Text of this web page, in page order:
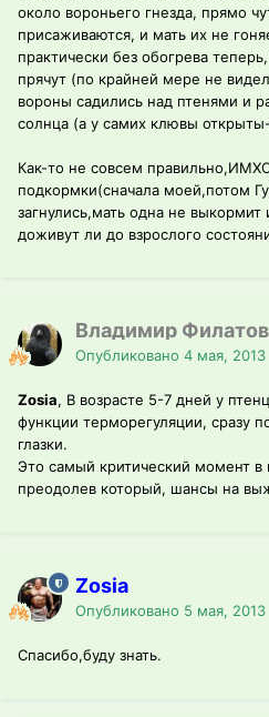
около вороньего гнезда, прямо
присаживаются, и мать их не
практически без обогрева
прячут (по крайней мере не
вороны садились над птенями и
солнца (а у самих клювы
Как-то не совсем
подкормки(сначала моей,потом
загнулись,мать одна не
доживут ли до взрослого
Владимир Филатов
Опубликовано 4 мая, 2013
Zosia, В возрасте 5-7 дней у
функции терморегуляции, сразу
глазки.
Это самый критический момент в
преодолев который, шансы на
Zosia
Опубликовано 5 мая, 2013
Спасибо,буду знать.